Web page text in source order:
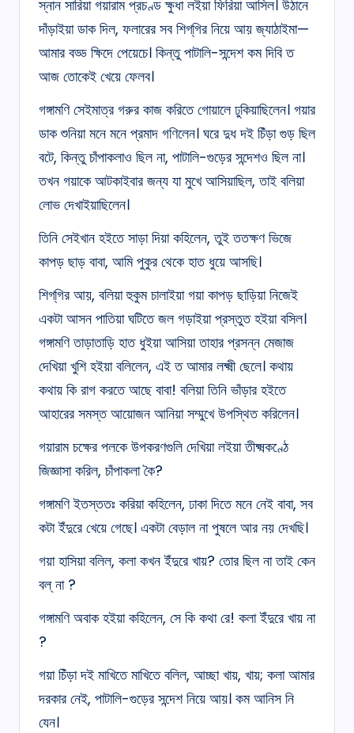
স্নান সারিয়া গয়ারাম প্রচণ্ড ক্ষুধা লইয়া ফিরিয়া আসিল। উঠানে
দাঁড়াইয়া ডাক দিল, ফলারের সব শিগ্‌গির নিয়ে আয় জ্যাঠাইমা—
আমার বড্ড ক্ষিদে পেয়েচে। কিন্তু পাটালি-সন্দেশ কম দিবি ত
আজ তোকেই খেয়ে ফেলব।
গঙ্গামণি সেইমাত্র গরুর কাজ করিতে গোয়ালে ঢুকিয়াছিলেন। গয়ার
ডাক শুনিয়া মনে মনে প্রমাদ গণিলেন। ঘরে দুধ দই চিঁড়া গুড় ছিল
বটে, কিন্তু চাঁপাকলাও ছিল না, পাটালি-গুড়ের সন্দেশও ছিল না।
তখন গয়াকে আটকাইবার জন্য যা মুখে আসিয়াছিল, তাই বলিয়া
লোভ দেখাইয়াছিলেন।
তিনি সেইখান হইতে সাড়া দিয়া কহিলেন, তুই ততক্ষণ ভিজে
কাপড় ছাড় বাবা, আমি পুকুর থেকে হাত ধুয়ে আসছি।
শিগ্‌গির আয়, বলিয়া হুকুম চালাইয়া গয়া কাপড় ছাড়িয়া নিজেই
একটা আসন পাতিয়া ঘটিতে জল গড়াইয়া প্রস্তুত হইয়া বসিল।
গঙ্গামণি তাড়াতাড়ি হাত ধুইয়া আসিয়া তাহার প্রসন্ন মেজাজ
দেখিয়া খুশি হইয়া বলিলেন, এই ত আমার লক্ষ্মী ছেলে। কথায়
কথায় কি রাগ করতে আছে বাবা! বলিয়া তিনি ভাঁড়ার হইতে
আহারের সমস্ত আয়োজন আনিয়া সম্মুখে উপস্থিত করিলেন।
গয়ারাম চক্ষের পলকে উপকরণগুলি দেখিয়া লইয়া তীক্ষ্মকণ্ঠে
জিজ্ঞাসা করিল, চাঁপাকলা কৈ?
গঙ্গামণি ইতস্ততঃ করিয়া কহিলেন, ঢাকা দিতে মনে নেই বাবা, সব
কটা ইঁদুরে খেয়ে গেছে। একটা বেড়াল না পুষলে আর নয় দেখছি।
গয়া হাসিয়া বলিল, কলা কখন ইঁদুরে খায়? তোর ছিল না তাই কেন
বল্‌ না ?
গঙ্গামণি অবাক হইয়া কহিলেন, সে কি কথা রে! কলা ইঁদুরে খায় না
?
গয়া চিঁড়া দই মাখিতে মাখিতে বলিল, আচ্ছা খায়, খায়; কলা আমার
দরকার নেই, পাটালি-গুড়ের সন্দেশ নিয়ে আয়। কম আনিস নি
যেন।